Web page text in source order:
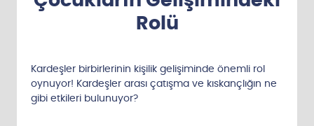
Rolü
Kardeşler birbirlerinin kişilik gelişiminde önemli rol
oynuyor! Kardeşler arası çatışma ve kıskançlığın ne
gibi etkileri bulunuyor?